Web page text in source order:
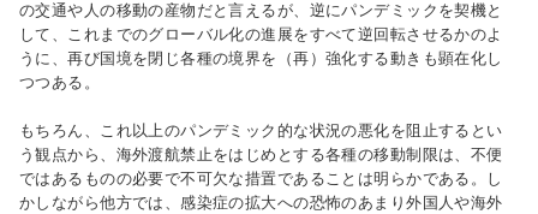
の交通や人の移動の産物だと言えるが、逆にパンデミックを契機と
して、これまでのグローバル化の進展をすべて逆回転させるかのよ
うに、再び国境を閉じ各種の境界を（再）強化する動きも顕在化し
つつある。
もちろん、これ以上のパンデミック的な状況の悪化を阻止するとい
う観点から、海外渡航禁止をはじめとする各種の移動制限は、不便
ではあるものの必要で不可欠な措置であることは明らかである。し
かしながら他方では、感染症の拡大への恐怖のあまり外国人や海外